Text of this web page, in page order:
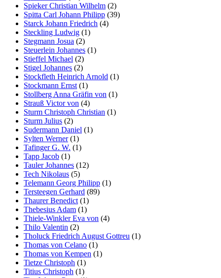
Spieker Christian Wilhelm (2)
Spitta Carl Johann Philipp (39)
Starck Johann Friedrich (4)
Steckling Ludwig (1)
Stegmann Josua (2)
Steuerlein Johannes (1)
Stieffel Michael (2)
Stigel Johannes (2)
Stockfleth Heinrich Arnold (1)
Stockmann Ernst (1)
Stollberg Anna Gräfin von (1)
Strauß Victor von (4)
Sturm Christoph Christian (1)
Sturm Julius (2)
Sudermann Daniel (1)
Sylten Werner(1)
Tafinger G. W. (1)
Tapp Jacob (1)
Tauler Johannes (12)
Tech Nikolaus (5)
Telemann Georg Philipp (1)
Tersteegen Gerhard (89)
Thaurer Benedict (1)
Thebesius Adam (1)
Thiele-Winkler Eva von (4)
Thilo Valentin (2)
Tholuck Friedrich August Gottreu (1)
Thomas von Celano (1)
Thomas von Kempen (1)
Tietze Christoph (1)
Titius Christoph (1)